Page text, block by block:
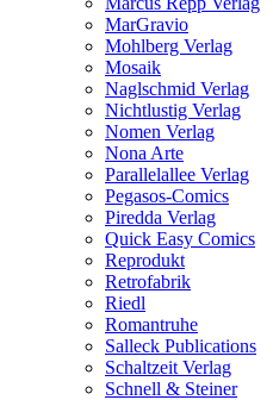
MarGravio
Mohlberg Verlag
Mosaik
Naglschmid Verlag
Nichtlustig Verlag
Nomen Verlag
Nona Arte
Parallelallee Verlag
Pegasos-Comics
Piredda Verlag
Quick Easy Comics
Reprodukt
Retrofabrik
Riedl
Romantruhe
Salleck Publications
Schaltzeit Verlag
Schnell & Steiner